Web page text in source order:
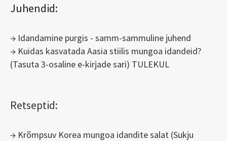
Juhendid:
→ Idandamine purgis - samm-sammuline juhend
→ Kuidas kasvatada Aasia stiilis mungoa idandeid?
(Tasuta 3-osaline e-kirjade sari) TULEKUL
Retseptid:
→ Krõmpsuv Korea mungoa idandite salat (Sukju